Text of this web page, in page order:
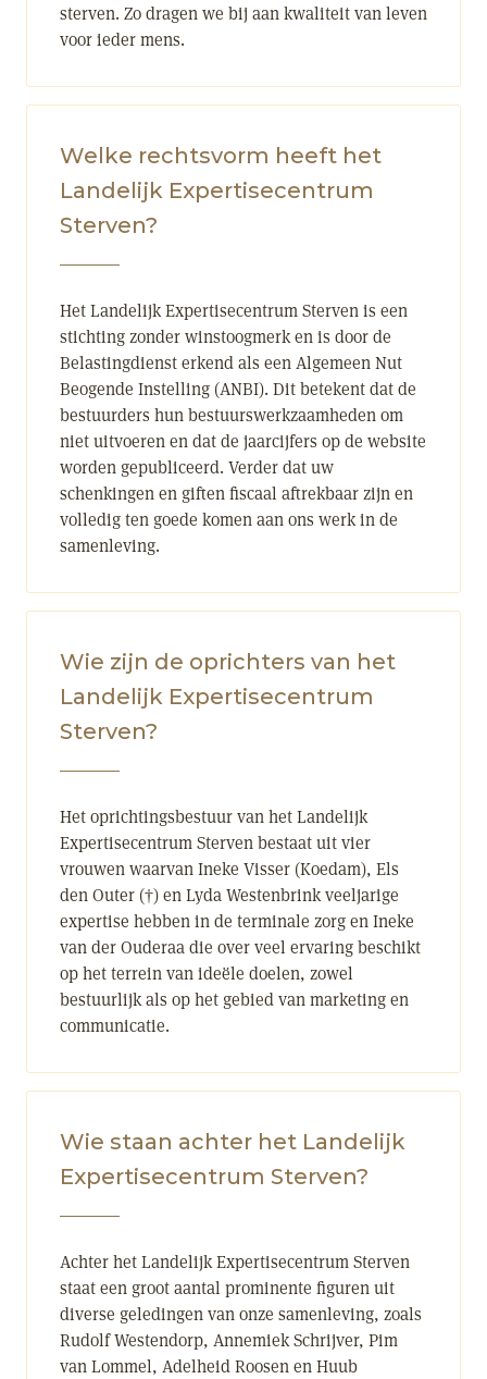
sterven. Zo dragen we bij aan kwaliteit van leven
voor ieder mens.
Welke rechtsvorm heeft het
Landelijk Expertisecentrum
Sterven?
Het Landelijk Expertisecentrum Sterven is een
stichting zonder winstoogmerk en is door de
Belastingdienst erkend als een Algemeen Nut
Beogende Instelling (ANBI). Dit betekent dat de
bestuurders hun bestuurswerkzaamheden om
niet uitvoeren en dat de jaarcijfers op de website
worden gepubliceerd. Verder dat uw
schenkingen en giften fiscaal aftrekbaar zijn en
volledig ten goede komen aan ons werk in de
samenleving.
Wie zijn de oprichters van het
Landelijk Expertisecentrum
Sterven?
Het oprichtingsbestuur van het Landelijk
Expertisecentrum Sterven bestaat uit vier
vrouwen waarvan Ineke Visser (Koedam), Els
den Outer (†) en Lyda Westenbrink veeljarige
expertise hebben in de terminale zorg en Ineke
van der Ouderaa die over veel ervaring beschikt
op het terrein van ideële doelen, zowel
bestuurlijk als op het gebied van marketing en
communicatie.
Wie staan achter het Landelijk
Expertisecentrum Sterven?
Achter het Landelijk Expertisecentrum Sterven
staat een groot aantal prominente figuren uit
diverse geledingen van onze samenleving, zoals
Rudolf Westendorp, Annemiek Schrijver, Pim
van Lommel, Adelheid Roosen en Huub